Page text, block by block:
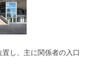
し、主に関係者の入口